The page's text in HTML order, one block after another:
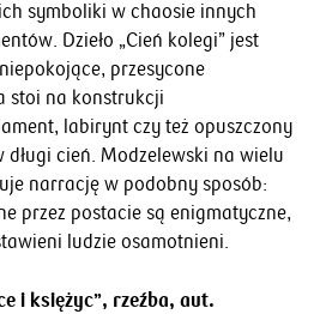
symboliki w chaosie innych
Dzieło „Cień kolegi” jest
przesycone
stoi na konstrukcji
labirynt czy też opuszczony
długi cień. Modzelewski na wielu
narrację w podobny sposób:
przez postacie są enigmatyczne,
ludzie osamotnieni.
i księżyc”, rzeźba, aut.